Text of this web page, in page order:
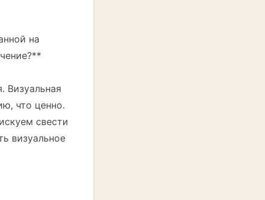
на
Визуальная
что ценно.
свести
визуальное